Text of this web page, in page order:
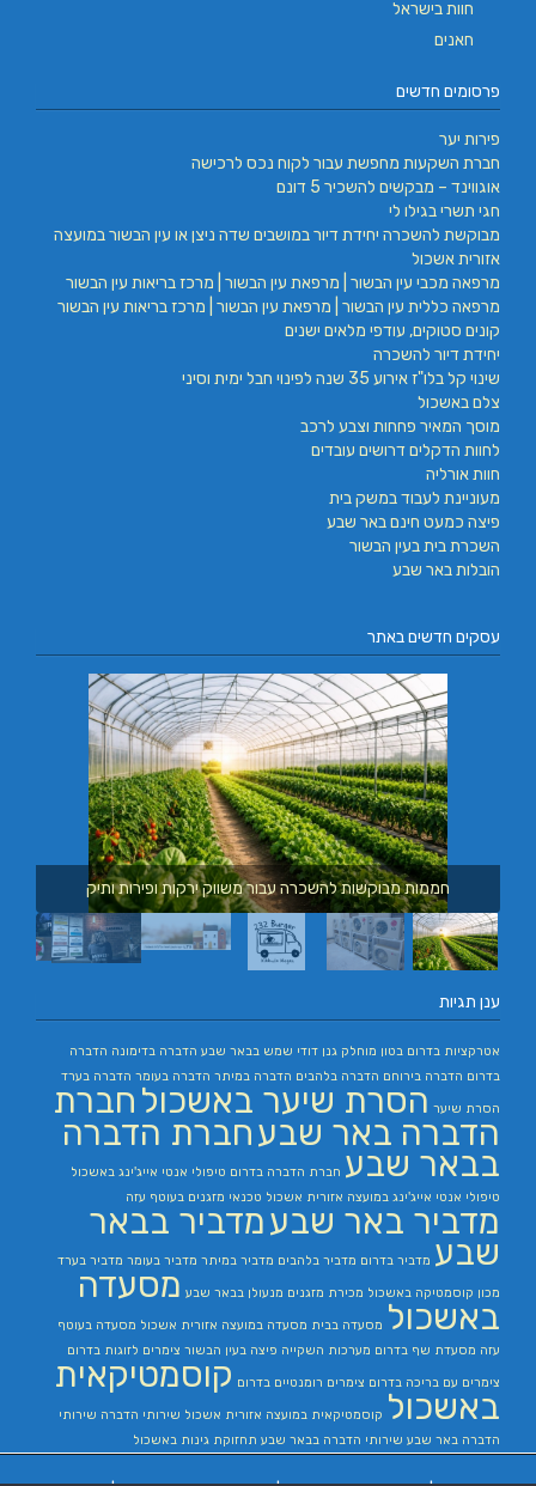
חוות בישראל
חאנים
פרסומים חדשים
פירות יער
חברת השקעות מחפשת עבור לקוח נכס לרכישה
אוגווינד – מבקשים להשכיר 5 דונם
חגי תשרי בגילו לי
מבוקשת להשכרה יחידת דיור במושבים שדה ניצן או עין הבשור במועצה
אזורית אשכול
מרפאה מכבי עין הבשור | מרפאת עין הבשור | מרכז בריאות עין הבשור
מרפאה כללית עין הבשור | מרפאת עין הבשור | מרכז בריאות עין הבשור
קונים סטוקים, עודפי מלאים ישנים
יחידת דיור להשכרה
שינוי קל בלו"ז אירוע 35 שנה לפינוי חבל ימית וסיני
צלם באשכול
מוסך המאיר פחחות וצבע לרכב
לחוות הדקלים דרושים עובדים
חוות אורליה
מעוניינת לעבוד במשק בית
פיצה כמעט חינם באר שבע
השכרת בית בעין הבשור
הובלות באר שבע
עסקים חדשים באתר
חממות מבוקשות להשכרה עבור משווק ירקות ופירות ותיק
ענן תגיות
אטרקציות בדרום בטון מוחלק גנן דודי שמש בבאר שבע הדברה בדימונה הדברה
בדרום הדברה בירוחם הדברה בלהבים הדברה במיתר הדברה בעומר הדברה בערד
הסרת שיער הסרת שיער באשכול חברת
הדברה באר שבעחברת הדברה
בבאר שבע חברת הדברה בדרום טיפולי אנטי אייג'ינג באשכול
טיפולי אנטי אייג'ינג במועצה אזורית אשכול טכנאי מזגנים בעוטף עזה
מדביר באר שבעמדביר בבאר
שבע מדביר בדרום מדביר בלהבים מדביר במיתר מדביר בעומר מדביר בערד
מכון קוסמטיקה באשכול מכירת מזגנים מנעולן בבאר שבע מסעדה
באשכול מסעדה בבית מסעדה במועצה אזורית אשכול מסעדה בעוטף
עזה מסעדת שף בדרום מערכות השקייה פיצה בעין הבשור צימרים לזוגות בדרום
צימרים עם בריכה בדרום צימרים רומנטיים בדרום קוסמטיקאית
באשכול קוסמטיקאית במועצה אזורית אשכול שירותי הדברה שירותי
הדברה באר שבע שירותי הדברה בבאר שבע תחזוקת גינות באשכול